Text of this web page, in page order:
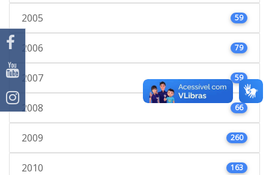
2005 59
2006 79
2007 59
2008 66
2009 260
2010 163